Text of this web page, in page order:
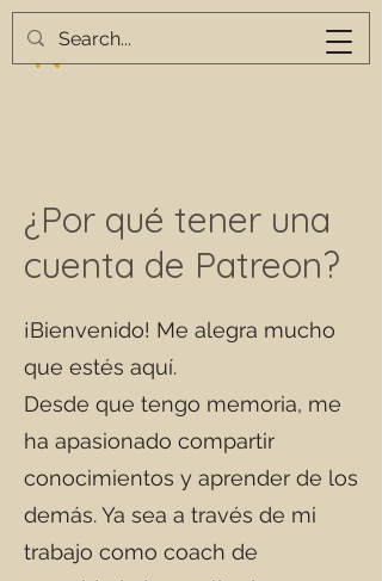
¿Por qué tener una
cuenta de Patreon?
¡Bienvenido! Me alegra mucho
que estés aquí.
Desde que tengo memoria, me
ha apasionado compartir
conocimientos y aprender de los
demás. Ya sea a través de mi
trabajo como coach de